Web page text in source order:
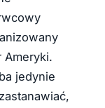
Ameryki.
jedynie